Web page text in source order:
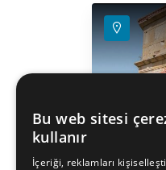
Bu web sitesi
kullanır
İçeriği, reklamları